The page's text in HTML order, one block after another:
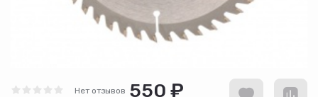
Нет отзывов 550 ₽